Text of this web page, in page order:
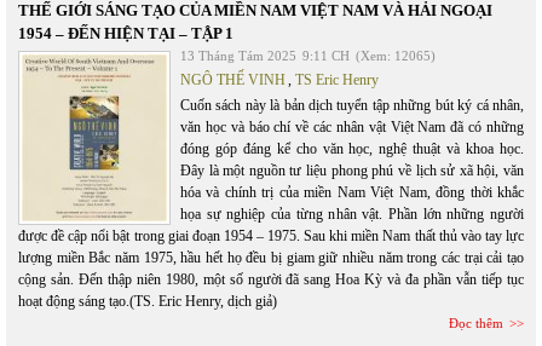
THẾ GIỚI SÁNG TẠO CỦA MIỀN NAM VIỆT NAM VÀ HẢI NGOẠI
1954 – ĐẾN HIỆN TẠI – TẬP 1
13 Tháng Tám 2025 9:11 CH (Xem: 12065)
NGÔ THẾ VINH, TS Eric Henry
Cuốn sách này là bản dịch tuyển tập những bút ký cá nhân,
văn học và báo chí về các nhân vật Việt Nam đã có những
đóng góp đáng kể cho văn học, nghệ thuật và khoa học.
Đây là một nguồn tư liệu phong phú về lịch sử xã hội, văn
hóa và chính trị của miền Nam Việt Nam, đồng thời khắc
họa sự nghiệp của từng nhân vật. Phần lớn những người
được đề cập nổi bật trong giai đoạn 1954 – 1975. Sau khi miền Nam thất thủ vào tay lực
lượng miền Bắc năm 1975, hầu hết họ đều bị giam giữ nhiều năm trong các trại cải tạo
cộng sản. Đến thập niên 1980, một số người đã sang Hoa Kỳ và đa phần vẫn tiếp tục
hoạt động sáng tạo.(TS. Eric Henry, dịch giả)
Đọc thêm